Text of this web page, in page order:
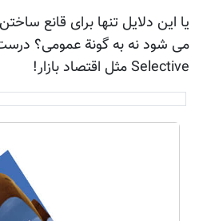
یا این دلایل تنها برای قانع
می شود نه به گونة عمومی؟
Selective مثل اقتصاد بازار!